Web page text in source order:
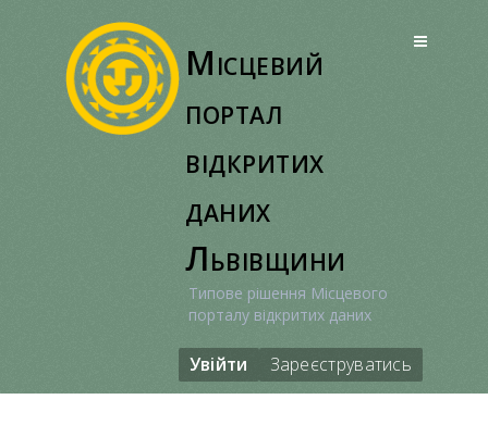
Місцевий
портал
відкритих
даних
Львівщини
Типове рішення Місцевого
порталу відкритих даних
Увійти Зареєструватись